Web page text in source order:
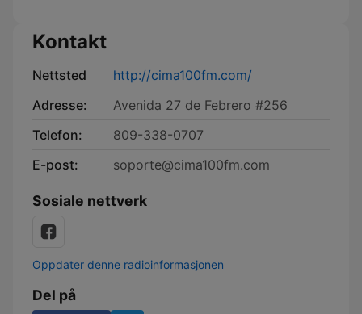
Kontakt
Nettsted
http://cima100fm.com/
Adresse:
Avenida 27 de Febrero #256
Telefon:
809-338-0707
E-post:
soporte@cima100fm.com
Sosiale nettverk
Oppdater denne radioinformasjonen
Del på